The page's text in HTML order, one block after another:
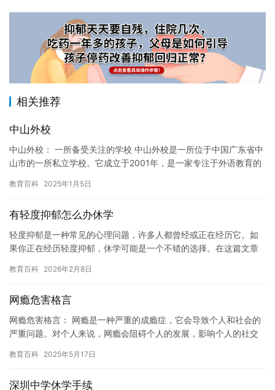
相关推荐
中山外校
中山外校： 一所备受关注的学校 中山外校是一所位于中国广东省中
山市的一所私立学校。它成立于2001年，是一家专注于外语教育的
教育百科 2025年1月5日
有轻度抑郁怎么办休学
轻度抑郁是一种常见的心理问题，许多人都曾经或正在经历它。如
果你正在经历轻度抑郁，休学可能是一个不错的选择。在这篇文章
抑郁…
教育百科 2026年2月8日
网瘾危害格言
网瘾危害格言： 网瘾是一种严重的成瘾症，它会导致个人和社会的
严重问题。对个人来说，网瘾会阻碍个人的发展，影响个人的社交
全和…
教育百科 2025年5月17日
深圳中学休学手续